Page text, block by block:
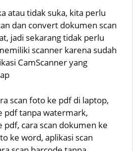
atau tidak suka, kita perlu
dan convert dokumen scan
jadi sekarang tidak perlu
scanner karena sudah
CamScanner yang
scan foto ke pdf di laptop,
pdf tanpa watermark,
pdf, cara scan dokumen ke
ke word, aplikasi scan